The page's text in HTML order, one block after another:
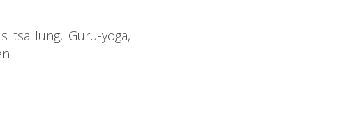
tsa lung, Guru-yoga,